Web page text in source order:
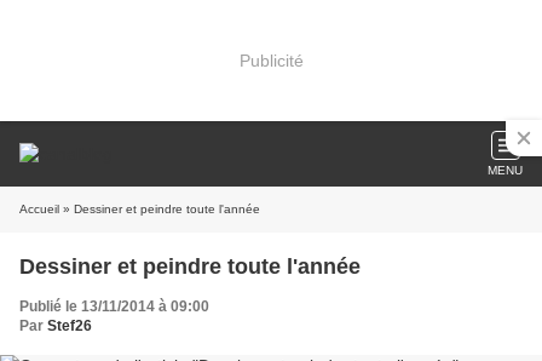
Publicité
MENU
Accueil » Dessiner et peindre toute l'année
Dessiner et peindre toute l'année
Publié le 13/11/2014 à 09:00
Par Stef26